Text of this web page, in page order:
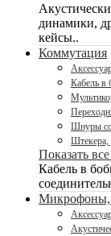
динамики,
кейсы..
Коммутация
Кабель в
Шнуры
Штекера,
Показать
Кабель в
Микрофоны,